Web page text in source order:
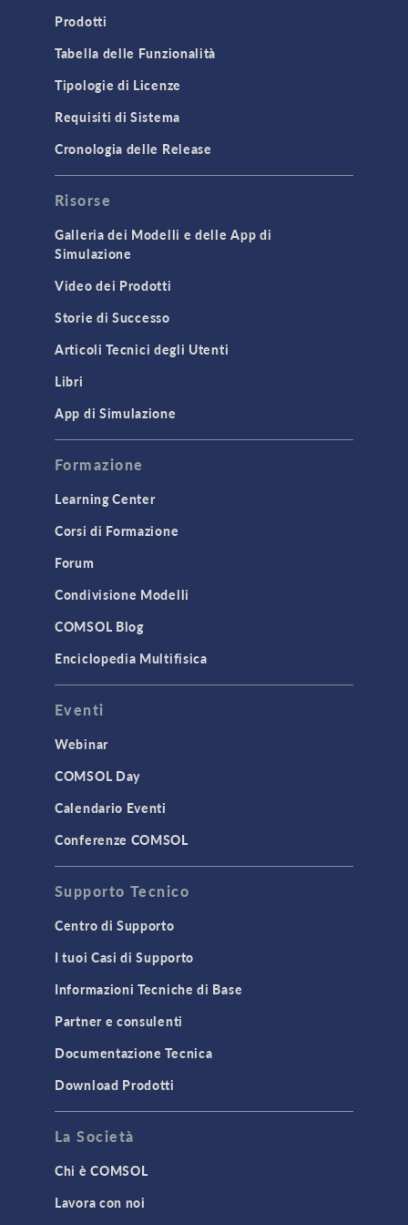
Prodotti
Tabella delle Funzionalità
Tipologie di Licenze
Requisiti di Sistema
Cronologia delle Release
Risorse
Galleria dei Modelli e delle App di
Simulazione
Video dei Prodotti
Storie di Successo
Articoli Tecnici degli Utenti
Libri
App di Simulazione
Formazione
Learning Center
Corsi di Formazione
Forum
Condivisione Modelli
COMSOL Blog
Enciclopedia Multifisica
Eventi
Webinar
COMSOL Day
Calendario Eventi
Conferenze COMSOL
Supporto Tecnico
Centro di Supporto
I tuoi Casi di Supporto
Informazioni Tecniche di Base
Partner e consulenti
Documentazione Tecnica
Download Prodotti
La Società
Chi è COMSOL
Lavora con noi